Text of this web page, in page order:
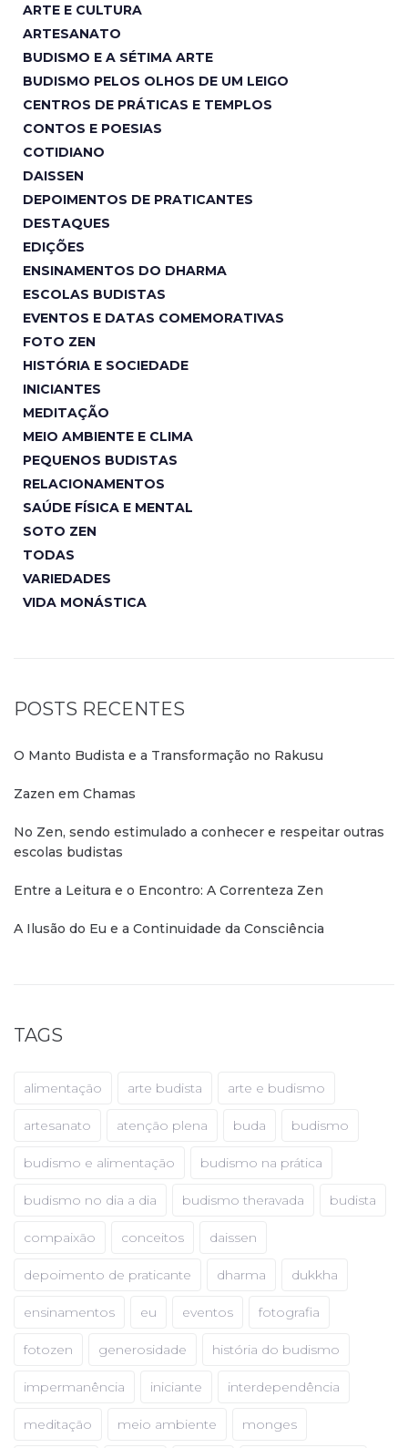
ARTE E CULTURA
ARTESANATO
BUDISMO E A SÉTIMA ARTE
BUDISMO PELOS OLHOS DE UM LEIGO
CENTROS DE PRÁTICAS E TEMPLOS
CONTOS E POESIAS
COTIDIANO
DAISSEN
DEPOIMENTOS DE PRATICANTES
DESTAQUES
EDIÇÕES
ENSINAMENTOS DO DHARMA
ESCOLAS BUDISTAS
EVENTOS E DATAS COMEMORATIVAS
FOTO ZEN
HISTÓRIA E SOCIEDADE
INICIANTES
MEDITAÇÃO
MEIO AMBIENTE E CLIMA
PEQUENOS BUDISTAS
RELACIONAMENTOS
SAÚDE FÍSICA E MENTAL
SOTO ZEN
TODAS
VARIEDADES
VIDA MONÁSTICA
POSTS RECENTES
O Manto Budista e a Transformação no Rakusu
Zazen em Chamas
No Zen, sendo estimulado a conhecer e respeitar outras
escolas budistas
Entre a Leitura e o Encontro: A Correnteza Zen
A Ilusão do Eu e a Continuidade da Consciência
TAGS
alimentação arte budista arte e budismo
artesanato atenção plena buda budismo
budismo e alimentação budismo na prática
budismo no dia a dia budismo theravada budista
compaixão conceitos daissen
depoimento de praticante dharma dukkha
ensinamentos eu eventos fotografia
fotozen generosidade história do budismo
impermanência iniciante interdependência
meditação meio ambiente monges